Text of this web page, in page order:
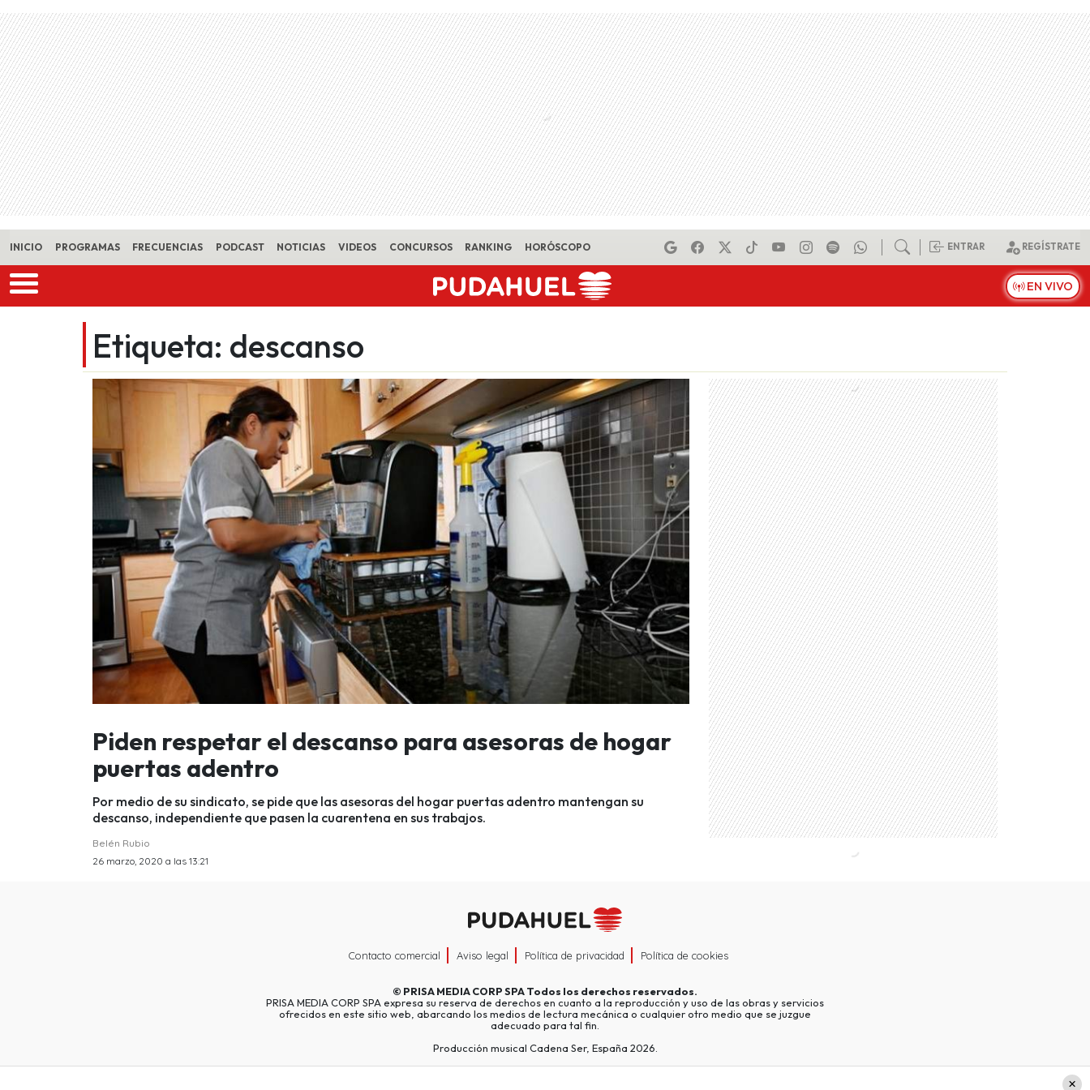
Skip to main content
INICIO PROGRAMAS FRECUENCIAS PODCAST NOTICIAS VIDEOS CONCURSOS RANKING HORÓSCOPO ENTRAR REGÍSTRATE
EN VIVO
Etiqueta: descanso
Piden respetar el descanso para asesoras de hogar
puertas adentro
Por medio de su sindicato, se pide que las asesoras del hogar puertas adentro mantengan su
descanso, independiente que pasen la cuarentena en sus trabajos.
Belén Rubio
26 marzo, 2020 a las 13:21
Contacto comercial Aviso legal Política de privacidad Política de cookies
© PRISA MEDIA CORP SPATodos los derechos reservados.
PRISA MEDIA CORP SPA expresa su reserva de derechos en cuanto a la reproducción y uso de las obras y servicios
ofrecidos en este sitio web, abarcando los medios de lectura mecánica o cualquier otro medio que se juzgue
adecuado para tal fin.
Producción musical Cadena Ser, España 2026.